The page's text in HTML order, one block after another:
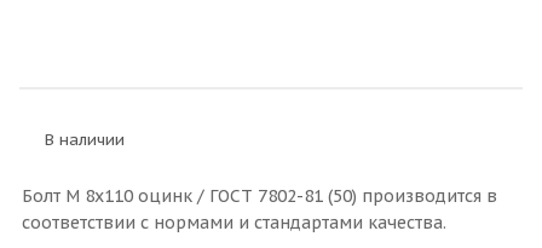
В наличии
Болт M 8x110 оцинк / ГОСТ 7802-81 (50) производится в
соответствии с нормами и стандартами качества.